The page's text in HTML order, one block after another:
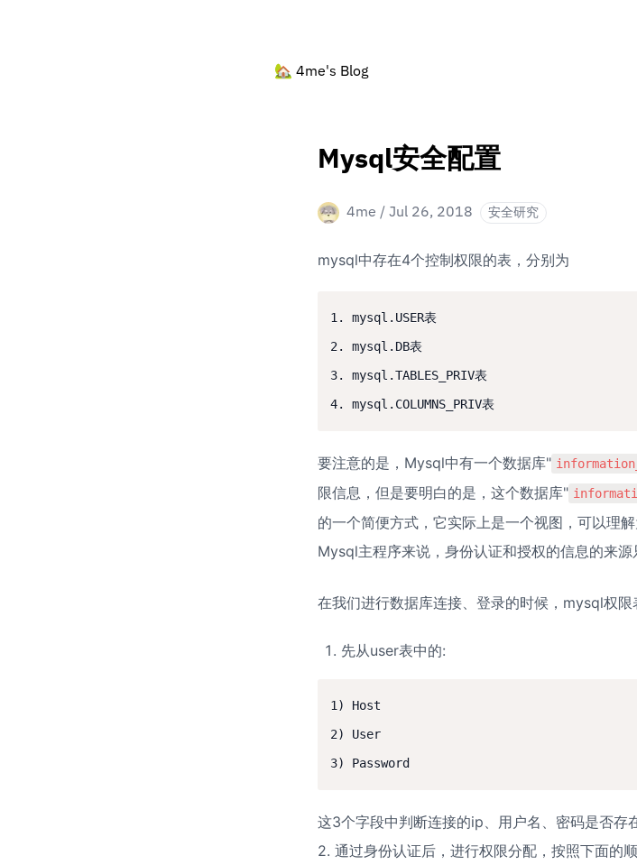
🏡 4me's Blog
Mysql安全配置
4me / Jul 26, 2018 安全研究
mysql中存在4个控制权限的表，分别为
1. mysql.USER表
2. mysql.DB表
3. mysql.TABLES_PRIV表
要注意的是，Mysql中有一个数据库"
限信息，但是要明白的是，这个数据库"
的一个简便方式，它实际上是一个视图，可以理
Mysql主程序来说，身份认证和授权的信息的来
在我们进行数据库连接、登录的时候，mysql权限
先从user表中的:
1) Host
2) User
这3个字段中判断连接的ip、用户名、密码是否存
2. 通过身份认证后，进行权限分配，按照下面的顺